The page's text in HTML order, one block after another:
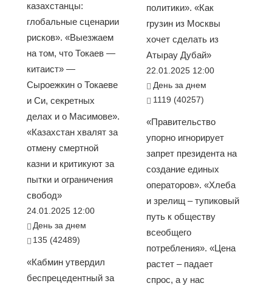
казахстанцы:
глобальные сценарии
рисков». «Выезжаем
на том, что Токаев —
китаист» —
Сыроежкин о Токаеве
и Си, секретных
делах и о Масимове».
«Казахстан хвалят за
отмену смертной
казни и критикуют за
пытки и ограничения
свобод»
24.01.2025 12:00
День за днем
135 (42489)
«Кабмин утвердил
беспрецедентный за
политики». «Как
грузин из Москвы
хочет сделать из
Атырау Дубай»
22.01.2025 12:00
День за днем
1119 (40257)
«Правительство
упорно игнорирует
запрет президента на
создание единых
операторов». «Хлеба
и зрелищ – тупиковый
путь к обществу
всеобщего
потребления». «Цена
растет – падает
спрос, а у нас